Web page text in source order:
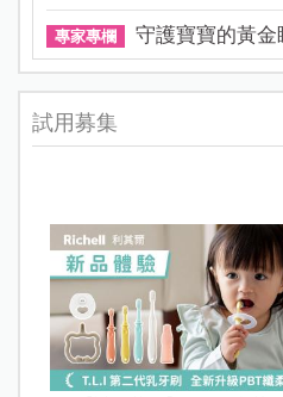
專家專欄 守護寶寶的黃金
試用募集